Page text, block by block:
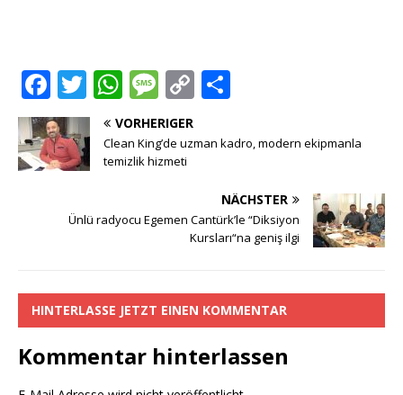
F
a
c
e
k
T
w
it
te
W
h
at
s
p
M
e
ss
a
e
C
p
n
le
VORHERIGER
Clean King’de uzman kadro, modern ekipmanla
temizlik hizmeti
NÄCHSTER
Ünlü radyocu Egemen Cantürk’le “Diksiyon
Kursları“na geniş ilgi
HINTERLASSE JETZT EINEN KOMMENTAR
Kommentar hinterlassen